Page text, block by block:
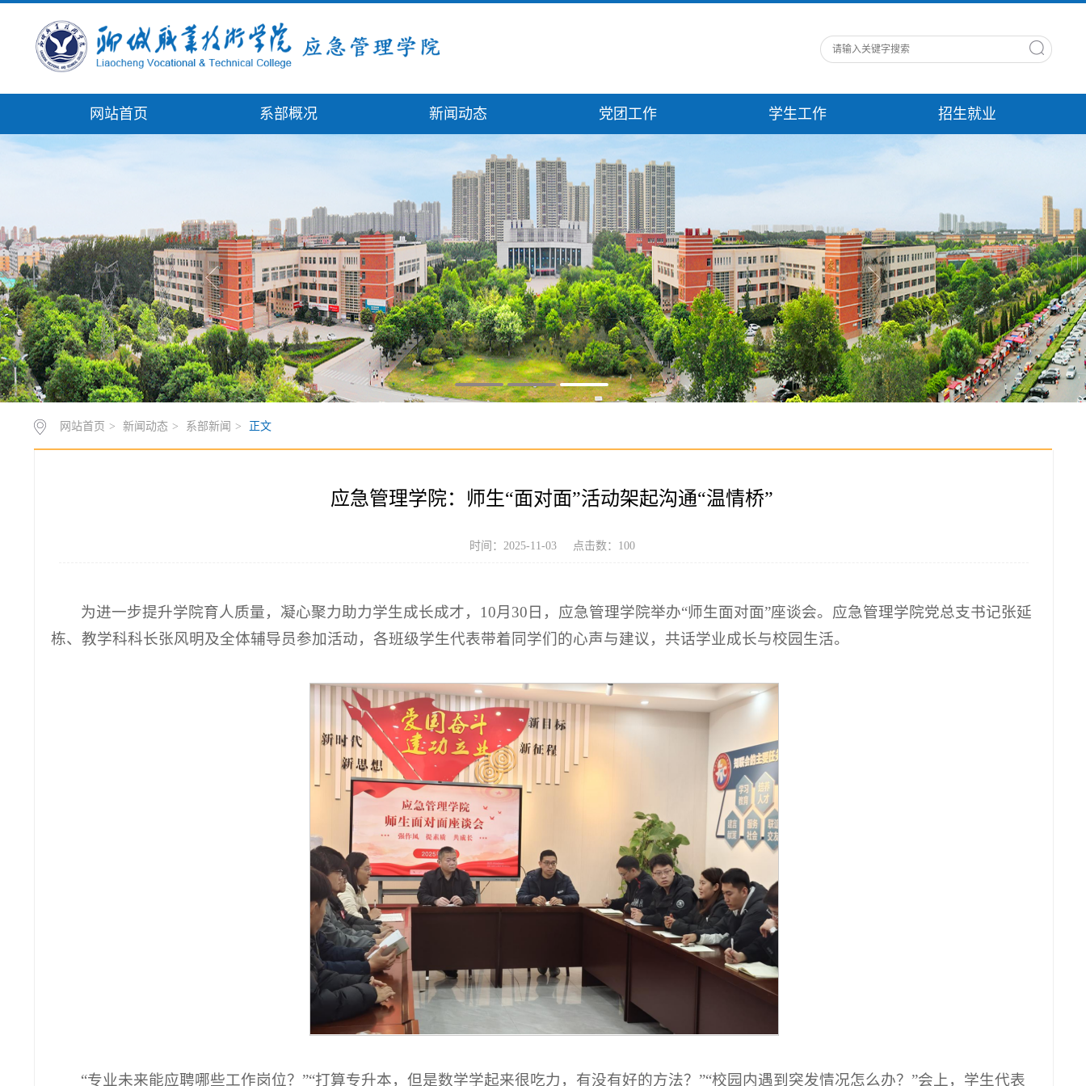
网站首页 系部概况 新闻动态 党团工作 学生工作 招生就业
网站首页 > 新闻动态 > 系部新闻 > 正文
应急管理学院：师生“面对面”活动架起沟通“温情桥”
时间：2025-11-03 点击数： 100
为进一步提升学院育人质量，凝心聚力助力学生成长成才，10月30日，应急管理学院举办“师生面对面”座谈会。应急管理学院党总支书记张延
栋、教学科科长张风明及全体辅导员参加活动，各班级学生代表带着同学们的心声与建议，共话学业成长与校园生活。
“专业未来能应聘哪些工作岗位？”“打算专升本，但是数学学起来很吃力，有没有好的方法？”“校园内遇到突发情况怎么办？”会上，学生代表